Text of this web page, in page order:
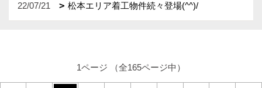
22/07/21 松本エリア着工物件続々登場(^^)/
1ページ （全165ページ中）